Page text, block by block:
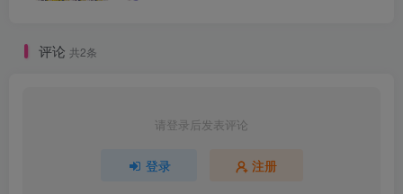
评论 共2条
请登录后发表评论
登录 注册